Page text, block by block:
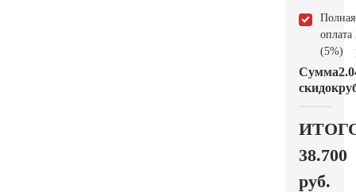
Полная
оплата
(5%)
Сумма
скидок
38.700
руб.